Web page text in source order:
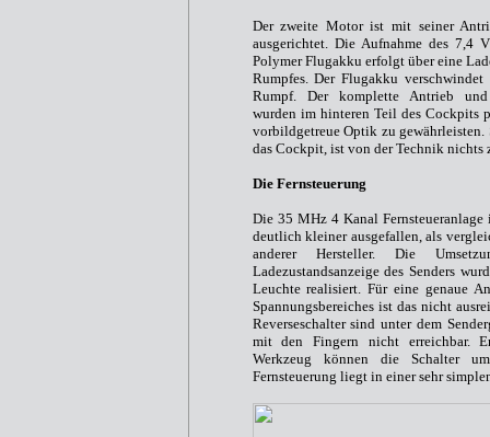
Der zweite Motor ist mit seiner
ausgerichtet. Die Aufnahme des 7,4
Polymer Flugakku erfolgt über eine
Rumpfes. Der Flugakku
Rumpf. Der komplette Antrieb
wurden im hinteren Teil des Cockpits
vorbildgetreue Optik zu gewährleisten.
das Cockpit, ist von der Technik nichts
Die Fernsteuerung
Die 35 MHz 4 Kanal Fernsteueranlage
deutlich kleiner ausgefallen, als
anderer Hersteller. Die
Ladezustandsanzeige des Senders
Leuchte realisiert. Für eine genaue
Spannungsbereiches ist das nicht
Reverseschalter sind unter dem
mit den Fingern nicht erreichbar.
Werkzeug können die Schalter
Fernsteuerung liegt in einer sehr